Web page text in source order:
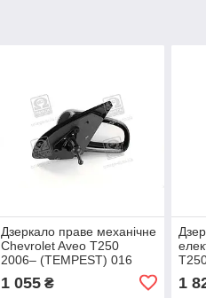
Дзеркало праве механічне
Chevrolet Aveo T250
2006– (TEMPEST) 016
1 055₴ 1